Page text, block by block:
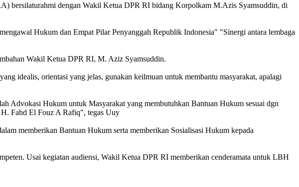
bersilaturahmi dengan Wakil Ketua DPR RI bidang Korpolkam M.Azis Syamsuddin, di
Hukum dan Empat Pilar Penyanggah Republik Indonesia" "Sinergi antara lembaga
Wakil Ketua DPR RI, M. Aziz Syamsuddin.
idealis, orientasi yang jelas, gunakan keilmuan untuk membantu masyarakat, apalagi
Hukum untuk Masyarakat yang membutuhkan Bantuan Hukum sesuai dgn
Fahd El Fouz A Rafiq", tegas Uuy
memberikan Bantuan Hukum serta memberikan Sosialisasi Hukum kepada
Usai kegiatan audiensi, Wakil Ketua DPR RI memberikan cenderamata untuk LBH